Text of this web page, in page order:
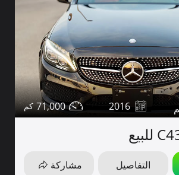
2016
71,000
التفاصيل مشاركة